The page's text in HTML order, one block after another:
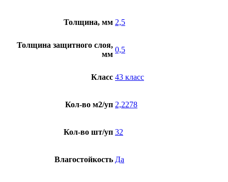
Толщина, мм 2,5
Толщина защитного слоя,
мм
0,5
Класс 43 класс
Кол-во м2/уп 2,2278
Кол-во шт/уп 32
Влагостойкость Да